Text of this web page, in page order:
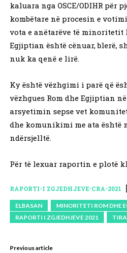
kaluara nga OSCE/ODIHR për
kombëtare në procesin e
vota e anëtarëve të
Egjiptian është cënuar, blerë,
nuk ka qenë e lirë.
Ky është vëzhgimi i parë që
vëzhgues Rom dhe Egjiptian
arsyetimin sepse vet
dhe komunikimi me ata është
ndërsjelltë.
Për të lexuar raportin e plotë
RAPORTI-I ZGJEDHJEVE-CRA-2021
ELBASAN
MINORITETI ROM DHE
RAPORTI I ZGJEDHJEVE 2021
Previous article